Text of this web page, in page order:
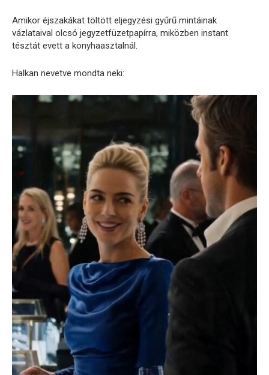
Amikor éjszakákat töltött eljegyzési gyűrű mintáinak
vázlataival olcsó jegyzetfüzetpapírra, miközben instant
tésztát evett a konyhaasztalnál.
Halkan nevetve mondta neki: